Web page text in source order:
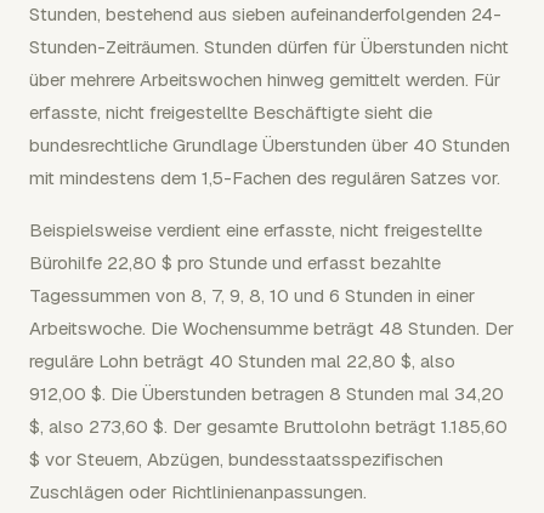
Stunden, bestehend aus sieben aufeinanderfolgenden 24-
Stunden-Zeiträumen. Stunden dürfen für Überstunden nicht
über mehrere Arbeitswochen hinweg gemittelt werden. Für
erfasste, nicht freigestellte Beschäftigte sieht die
bundesrechtliche Grundlage Überstunden über 40 Stunden
mit mindestens dem 1,5-Fachen des regulären Satzes vor.
Beispielsweise verdient eine erfasste, nicht freigestellte
Bürohilfe 22,80 $ pro Stunde und erfasst bezahlte
Tagessummen von 8, 7, 9, 8, 10 und 6 Stunden in einer
Arbeitswoche. Die Wochensumme beträgt 48 Stunden. Der
reguläre Lohn beträgt 40 Stunden mal 22,80 $, also
912,00 $. Die Überstunden betragen 8 Stunden mal 34,20
$, also 273,60 $. Der gesamte Bruttolohn beträgt 1.185,60
$ vor Steuern, Abzügen, bundesstaatsspezifischen
Zuschlägen oder Richtlinienanpassungen.